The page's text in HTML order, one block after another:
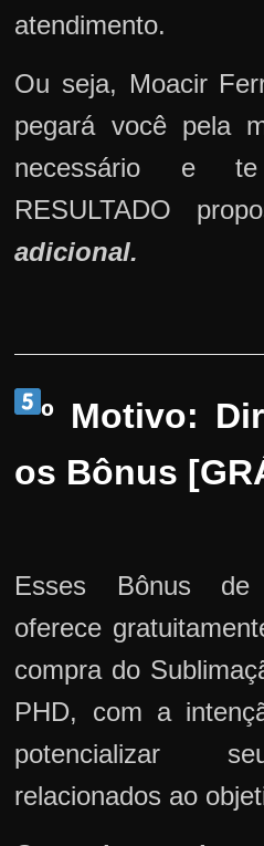
atendimento.
Ou seja, Moacir
pegará você pela
necessário e
RESULTADO
adicional.
º Motivo:
os Bônus
Esses Bônus de
oferece
compra do
PHD, com a
potencializar
relacionados ao